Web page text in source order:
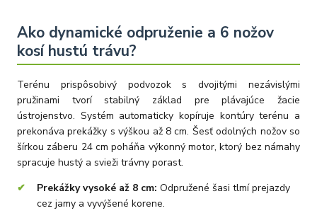
Ako dynamické odpruženie a 6 nožov
kosí hustú trávu?
Terénu prispôsobivý podvozok s dvojitými nezávislými
pružinami tvorí stabilný základ pre plávajúce žacie
ústrojenstvo. Systém automaticky kopíruje kontúry terénu a
prekonáva prekážky s výškou až 8 cm. Šesť odolných nožov so
šírkou záberu 24 cm poháňa výkonný motor, ktorý bez námahy
spracuje hustý a svieži trávny porast.
Prekážky vysoké až 8 cm: Odpružené šasi tlmí prejazdy
cez jamy a vyvýšené korene.